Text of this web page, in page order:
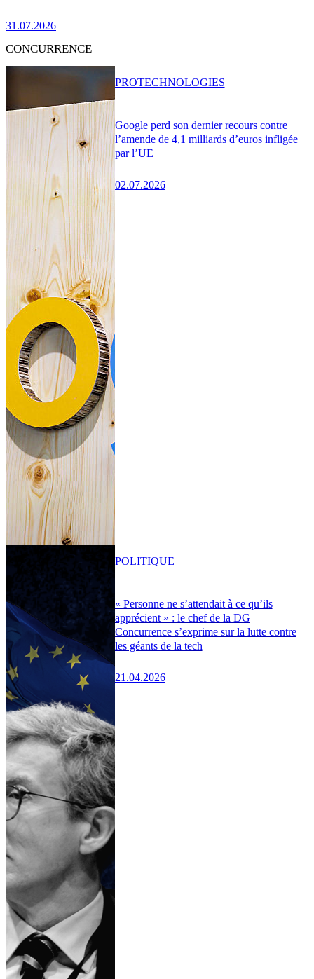
31.07.2026
CONCURRENCE
Google perd son dernier recours contre
l’amende de 4,1 milliards d’euros infligée
par l’UE
02.07.2026
PROTECHNOLOGIES
« Personne ne s’attendait à ce qu’ils
apprécient » : le chef de la DG
Concurrence s’exprime sur la lutte contre
les géants de la tech
21.04.2026
POLITIQUE